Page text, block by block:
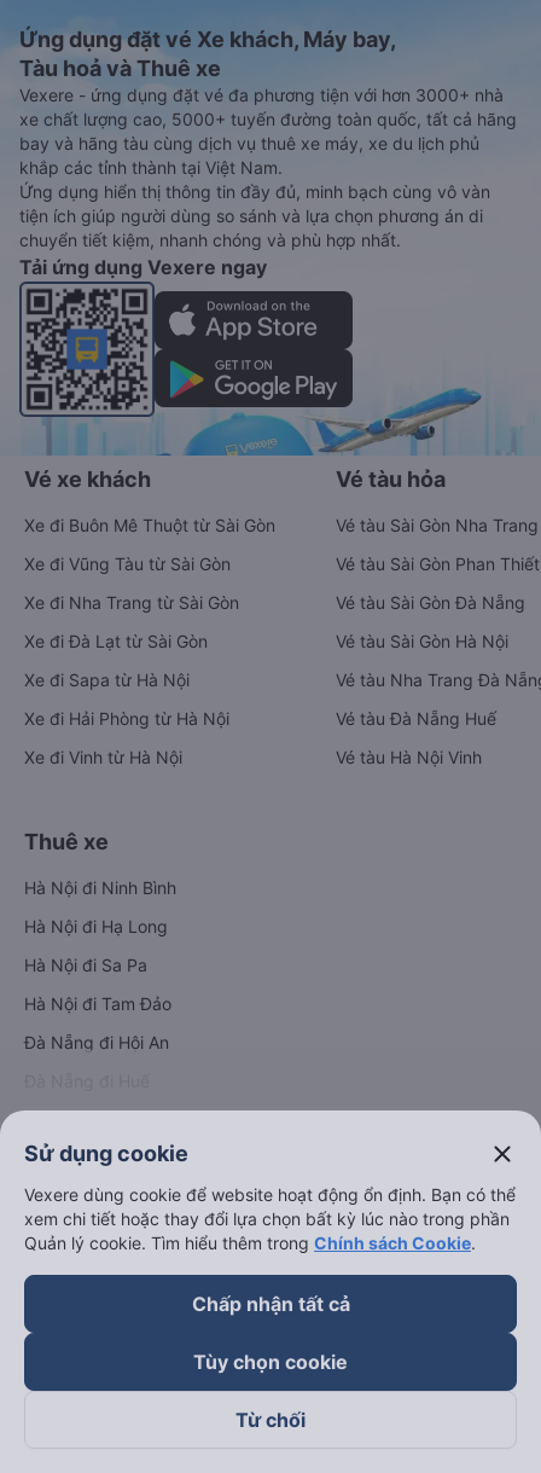
Ứng dụng đặt vé Xe khách, Máy bay,
Tàu hoả và Thuê xe
Vexere - ứng dụng đặt vé đa phương tiện với hơn 3000+ nhà
xe chất lượng cao, 5000+ tuyến đường toàn quốc, tất cả hãng
bay và hãng tàu cùng dịch vụ thuê xe máy, xe du lịch phủ
khắp các tỉnh thành tại Việt Nam.
Ứng dụng hiển thị thông tin đầy đủ, minh bạch cùng vô vàn
tiện ích giúp người dùng so sánh và lựa chọn phương án di
chuyển tiết kiệm, nhanh chóng và phù hợp nhất.
Tải ứng dụng Vexere ngay
Vé xe khách
Xe đi Buôn Mê Thuột từ Sài Gòn
Xe đi Vũng Tàu từ Sài Gòn
Xe đi Nha Trang từ Sài Gòn
Xe đi Đà Lạt từ Sài Gòn
Xe đi Sapa từ Hà Nội
Xe đi Hải Phòng từ Hà Nội
Xe đi Vinh từ Hà Nội
Vé tàu hỏa
Vé tàu Sài Gòn Nha Trang
Vé tàu Sài Gòn Phan Thiết
Vé tàu Sài Gòn Đà Nẵng
Vé tàu Sài Gòn Hà Nội
Vé tàu Nha Trang Đà
Vé tàu Đà Nẵng Huế
Vé tàu Hà Nội Vinh
Thuê xe
Hà Nội đi Ninh Bình
Hà Nội đi Hạ Long
Hà Nội đi Sa Pa
Hà Nội đi Tam Đảo
Đà Nẵng đi Hội An
keyboard_arrow_down
Về chúng tôi
Sử dụng cookie close
Vexere dùng cookie để website hoạt động ổn định. Bạn có thể
xem chi tiết hoặc thay đổi lựa chọn bất kỳ lúc nào trong phần
Quản lý cookie. Tìm hiểu thêm trong Chính sách Cookie.
Chấp nhận tất cả
Tùy chọn cookie
Từ chối